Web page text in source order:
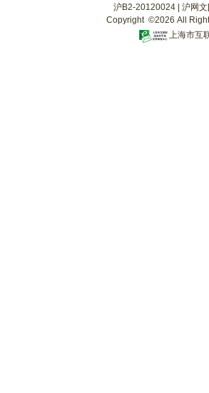
沪B2-20120024
沪网
Copyright ©2026 All
上海市互